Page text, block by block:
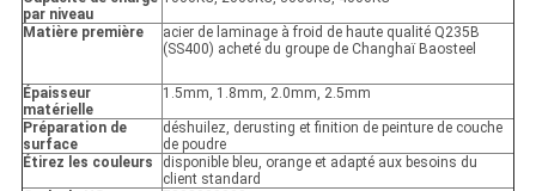
par niveau
Matière première
acier de laminage à froid de haute qualité Q235B
(SS400) acheté du groupe de Changhaï Baosteel
Épaisseur
matérielle
1.5mm, 1.8mm, 2.0mm, 2.5mm
Préparation de
surface
déshuilez, derusting et finition de peinture de couche
de poudre
Étirez les couleurs
disponible bleu, orange et adapté aux besoins du
client standard